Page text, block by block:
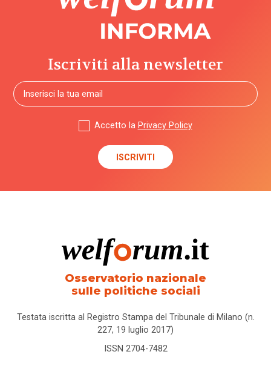
Iscriviti alla newsletter
Accetto la Privacy Policy
Osservatorio nazionale
sulle politiche sociali
Testata iscritta al Registro Stampa del Tribunale di Milano (n.
227, 19 luglio 2017)
ISSN 2704-7482